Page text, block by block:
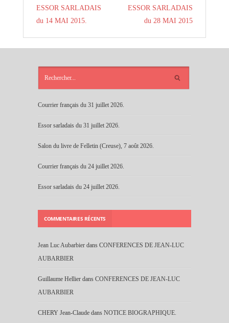
ESSOR SARLADAIS
du 14 MAI 2015.
ESSOR SARLADAIS
du 28 MAI 2015
Courrier français du 31 juillet 2026.
Essor sarladais du 31 juillet 2026.
Salon du livre de Felletin (Creuse), 7 août 2026.
Courrier français du 24 juillet 2026.
Essor sarladais du 24 juillet 2026.
COMMENTAIRES RÉCENTS
Jean Luc Aubarbier dans CONFERENCES DE JEAN-LUC
AUBARBIER
Guillaume Hellier dans CONFERENCES DE JEAN-LUC
AUBARBIER
CHERY Jean-Claude dans NOTICE BIOGRAPHIQUE.